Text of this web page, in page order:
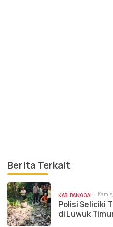
Berita Terkait
KAB. BANGGAI
Polisi Selidiki
di Luwuk